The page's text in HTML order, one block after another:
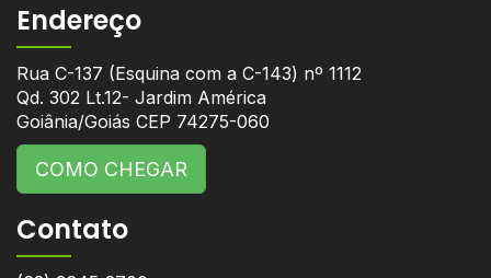
Endereço
Rua C-137 (Esquina com a C-143) nº 1112
Qd. 302 Lt.12- Jardim América
Goiânia/Goiás CEP 74275-060
COMO CHEGAR
Contato